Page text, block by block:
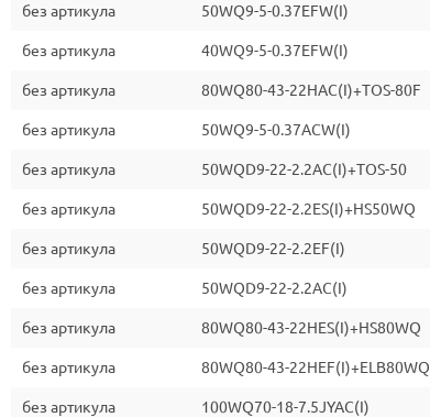
без артикула 50WQ9-5-0.37EFW(I)
без артикула 40WQ9-5-0.37EFW(I)
без артикула 80WQ80-43-22HAC(I)+TOS-80F
без артикула 50WQ9-5-0.37ACW(I)
без артикула 50WQD9-22-2.2AC(I)+TOS-50
без артикула 50WQD9-22-2.2ES(I)+HS50WQ
без артикула 50WQD9-22-2.2EF(I)
без артикула 50WQD9-22-2.2AC(I)
без артикула 80WQ80-43-22HES(I)+HS80WQ
без артикула 80WQ80-43-22HEF(I)+ELB80WQ
без артикула 100WQ70-18-7.5JYAC(I)